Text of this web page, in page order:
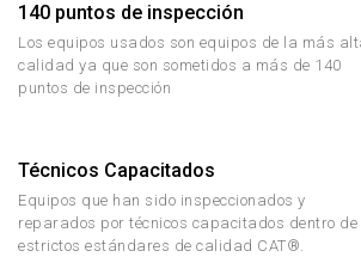
140 puntos de inspección
Los equipos usados son equipos de la más
calidad ya que son sometidos a más de 140
puntos de inspección
Técnicos Capacitados
Equipos que han sido inspeccionados y
reparados por técnicos capacitados dentro de
estrictos estándares de calidad CAT®.